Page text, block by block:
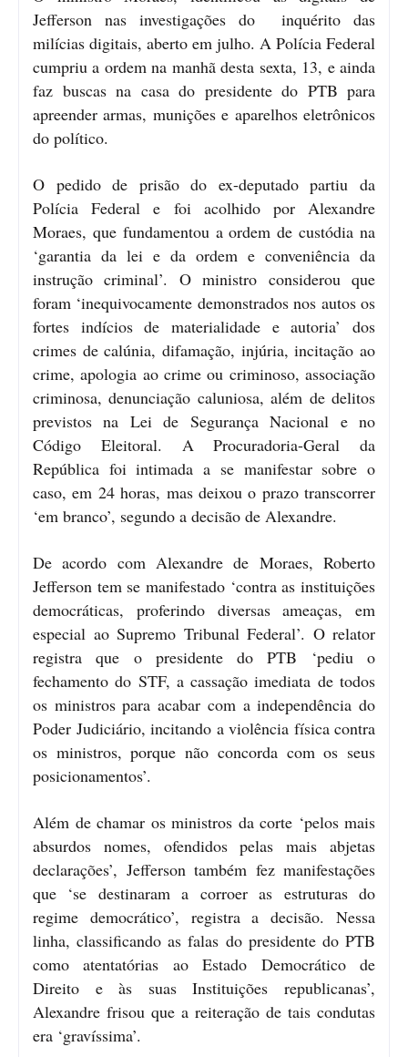
Jefferson nas investigações do inquérito das
milícias digitais, aberto em julho. A Polícia Federal
cumpriu a ordem na manhã desta sexta, 13, e ainda
faz buscas na casa do presidente do PTB para
apreender armas, munições e aparelhos eletrônicos
do político.
O pedido de prisão do ex-deputado partiu da
Polícia Federal e foi acolhido por Alexandre
Moraes, que fundamentou a ordem de custódia na
‘garantia da lei e da ordem e conveniência da
instrução criminal’. O ministro considerou que
foram ‘inequivocamente demonstrados nos autos os
fortes indícios de materialidade e autoria’ dos
crimes de calúnia, difamação, injúria, incitação ao
crime, apologia ao crime ou criminoso, associação
criminosa, denunciação caluniosa, além de delitos
previstos na Lei de Segurança Nacional e no
Código Eleitoral. A Procuradoria-Geral da
República foi intimada a se manifestar sobre o
caso, em 24 horas, mas deixou o prazo transcorrer
‘em branco’, segundo a decisão de Alexandre.
De acordo com Alexandre de Moraes, Roberto
Jefferson tem se manifestado ‘contra as instituições
democráticas, proferindo diversas ameaças, em
especial ao Supremo Tribunal Federal’. O relator
registra que o presidente do PTB ‘pediu o
fechamento do STF, a cassação imediata de todos
os ministros para acabar com a independência do
Poder Judiciário, incitando a violência física contra
os ministros, porque não concorda com os seus
posicionamentos’.
Além de chamar os ministros da corte ‘pelos mais
absurdos nomes, ofendidos pelas mais abjetas
declarações’, Jefferson também fez manifestações
que ‘se destinaram a corroer as estruturas do
regime democrático’, registra a decisão. Nessa
linha, classificando as falas do presidente do PTB
como atentatórias ao Estado Democrático de
Direito e às suas Instituições republicanas’,
Alexandre frisou que a reiteração de tais condutas
era ‘gravíssima’.